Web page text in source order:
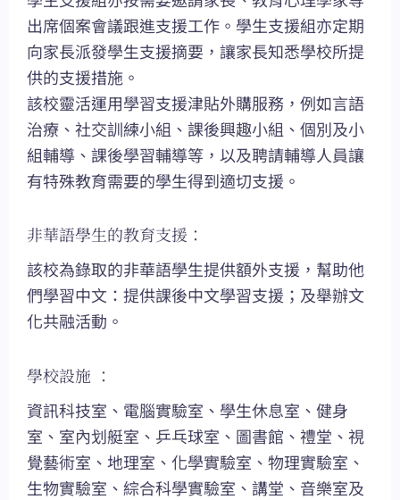
出席個案會議跟進支援工作。學生支援組亦定期
向家長派發學生支援摘要，讓家長知悉學校所提
供的支援措施。
該校靈活運用學習支援津貼外購服務，例如言語
治療、社交訓練小組、課後興趣小組、個別及小
組輔導、課後學習輔導等，以及聘請輔導人員讓
有特殊教育需要的學生得到適切支援。
非華語學生的教育支援：
該校為錄取的非華語學生提供額外支援，幫助他
們學習中文：提供課後中文學習支援；及舉辦文
化共融活動。
學校設施 ：
資訊科技室、電腦實驗室、學生休息室、健身
室、室內划艇室、乒乓球室、圖書館、禮堂、視
覺藝術室、地理室、化學實驗室、物理實驗室、
生物實驗室、綜合科學實驗室、講堂、音樂室及